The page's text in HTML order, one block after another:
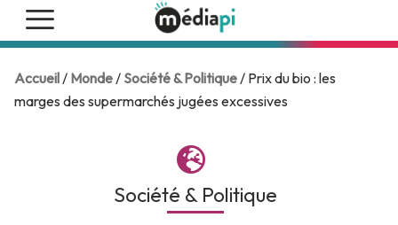
Accueil/ Monde/ Société & Politique/ Prix du bio : les
marges des supermarchés jugées excessives
Société & Politique